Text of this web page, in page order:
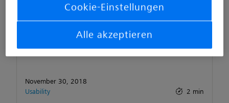
Personas – wenn der Nutzer nicht gerade
November 30, 2018
Usability
2 min
Cookie-Einstellungen
Alle akzeptieren